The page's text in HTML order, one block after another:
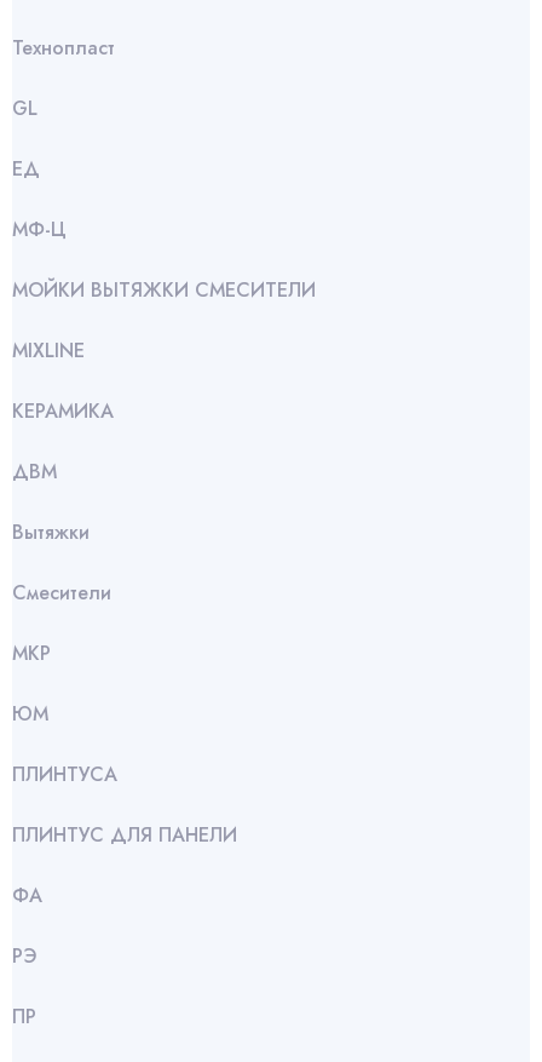
Технопласт
GL
ЕД
МФ-Ц
МОЙКИ ВЫТЯЖКИ СМЕСИТЕЛИ
МIXLINE
КЕРАМИКА
ДВМ
Вытяжки
Смесители
МКР
ЮМ
ПЛИНТУСА
ПЛИНТУС ДЛЯ ПАНЕЛИ
ФА
РЭ
ПР